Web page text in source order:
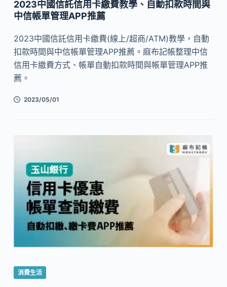
2023中國信託信用卡繳費教學、自動扣款時間與
中信帳單管理APP推薦
2023中國信託信用卡繳費(線上/超商/ATM)教學，自動
扣款時間與中信帳單管理APP推薦。麻布記帳整理中信
信用卡繳費方式、帳單自動扣款時間與帳單管理APP推
薦。
2023/05/01
消費生活